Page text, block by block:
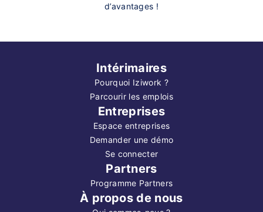
d’avantages !
Intérimaires
Pourquoi Iziwork ?
Parcourir les emplois
Entreprises
Espace entreprises
Demander une démo
Se connecter
Partners
Programme Partners
À propos de nous